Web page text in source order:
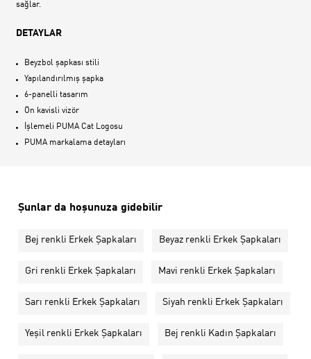
sağlar.
DETAYLAR
Beyzbol şapkası stili
Yapılandırılmış şapka
6-panelli tasarım
Ön kavisli vizör
İşlemeli PUMA Cat Logosu
PUMA markalama detayları
Şunlar da hoşunuza gidebilir
Bej renkli Erkek Şapkaları Beyaz renkli Erkek Şapkaları
Gri renkli Erkek Şapkaları Mavi renkli Erkek Şapkaları
Sarı renkli Erkek Şapkaları Siyah renkli Erkek Şapkaları
Yeşil renkli Erkek Şapkaları Bej renkli Kadın Şapkaları